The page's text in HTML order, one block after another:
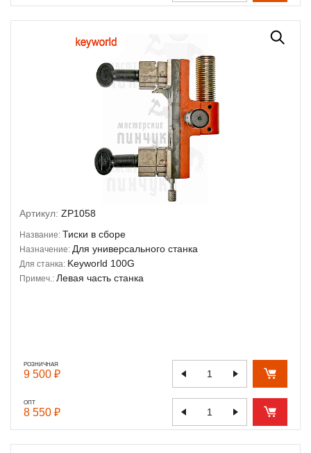
Артикул: ZP1058
Название: Тиски в сборе
Назначение: Для универсального станка
Для станка: Keyworld 100G
Примеч.: Левая часть станка
РОЗНИЧНАЯ
9 500 ₽
ОПТ
8 550 ₽